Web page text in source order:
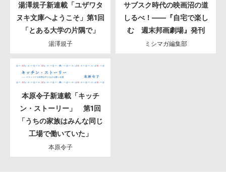
湯澤規子新連載「ユザワタ
ヌキ文庫へようこそ」第1回
「とある大学の片隅で」
湯澤規子
サブスク時代の映画沼の道
しるべ！――『自宅で楽し
む 週末邦画劇場』発刊
ミシマガ編集部
本原令子新連載「キッチ
ン・ストーリー」 第1回
「うちの家族はみんな同じ
工場で働いていた」
本原令子